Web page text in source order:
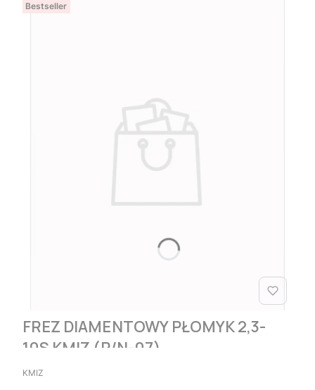
Bestseller
FREZ DIAMENTOWY PŁOMYK 2,3-
10S KMIZ (P/N-07)
PRODUCENT
KMIZ